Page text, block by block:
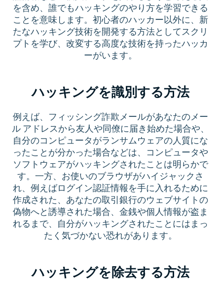
を含め、誰でもハッキングのやり方を学習できる
ことを意味します。初心者のハッカー以外に、新
たなハッキング技術を開発する方法としてスクリ
プトを学び、改変する高度な技術を持ったハッカ
ーがいます。
ハッキングを識別する方法
例えば、フィッシング詐欺メールがあなたのメー
ル アドレスから友人や同僚に届き始めた場合や、
自分のコンピュータがランサムウェアの人質にな
ったことが分かった場合などは、コンピュータや
ソフトウェアがハッキングされたことは明らかで
す。一方、お使いのブラウザがハイジャックさ
れ、例えばログイン認証情報を手に入れるために
作成された、あなたの取引銀行のウェブサイトの
偽物へと誘導された場合、金銭や個人情報が盗ま
れるまで、自分がハッキングされたことにはまっ
たく気づかない恐れがあります。
ハッキングを除去する方法